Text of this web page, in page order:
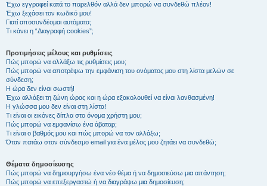
Έχω εγγραφεί κατά το παρελθόν αλλά δεν μπορώ να συνδεθώ πλέον!
Έχω ξεχάσει τον κωδικό μου!
Γιατί αποσυνδέομαι αυτόματα;
Τι κάνει η “Διαγραφή cookies”;
Προτιμήσεις μέλους και ρυθμίσεις
Πώς μπορώ να αλλάξω τις ρυθμίσεις μου;
Πώς μπορώ να αποτρέψω την εμφάνιση του ονόματος μου στη λίστα μελών σε
σύνδεση;
Η ώρα δεν είναι σωστή!
Έχω αλλάξει τη ζώνη ώρας και η ώρα εξακολουθεί να είναι λανθασμένη!
Η γλώσσα μου δεν είναι στη λίστα!
Τι είναι οι εικόνες δίπλα στο όνομα χρήστη μου;
Πώς μπορώ να εμφανίσω ένα άβαταρ;
Τι είναι ο βαθμός μου και πώς μπορώ να τον αλλάξω;
Όταν πατάω στον σύνδεσμο email για ένα μέλος μου ζητάει να συνδεθώ;
Θέματα δημοσίευσης
Πώς μπορώ να δημιουργήσω ένα νέο θέμα ή να δημοσιεύσω μια απάντηση;
Πώς μπορώ να επεξεργαστώ ή να διαγράψω μια δημοσίευση;